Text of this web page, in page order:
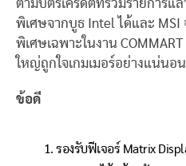
ตามบัตรเครดิตที่ร่วมรายการ
พิเศษจากบูธ Intel ได้และ MSI
พิเศษเฉพาะในงาน
ใหญ่ถูกใจเกมเมอร์อย่างแน่นอน
ข้อดี
รองรับฟีเจอร์ Matrix